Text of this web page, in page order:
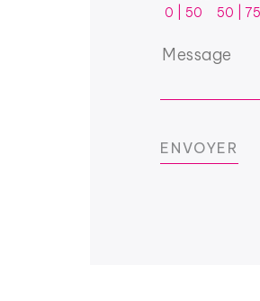
0 | 50 50 | 75
ENVOYER